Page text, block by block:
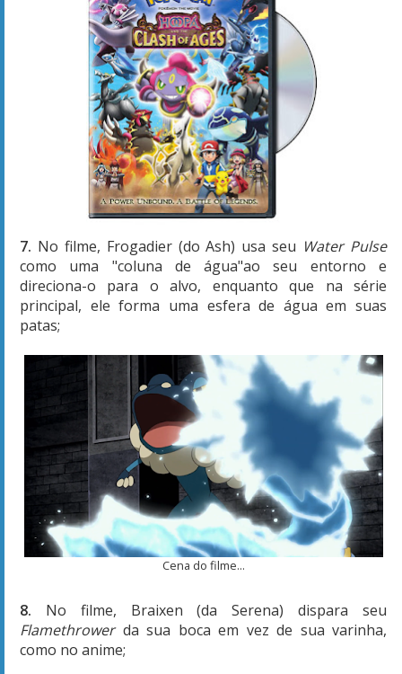
7. No filme, Frogadier (do Ash) usa seu Water Pulse
como uma "coluna de água"ao seu entorno e
direciona-o para o alvo, enquanto que na série
principal, ele forma uma esfera de água em suas
patas;
Cena do filme...
8. No filme, Braixen (da Serena) dispara seu
Flamethrowerda sua boca em vez de sua varinha,
como no anime;